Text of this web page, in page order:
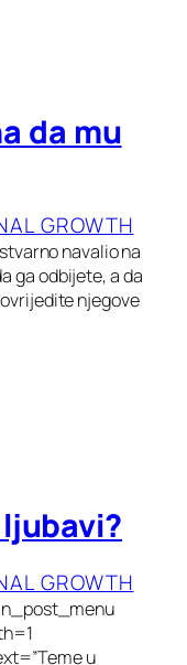
da mu
GROWTH
navalio na
ga odbijete, a da
njegove
GROWTH
u